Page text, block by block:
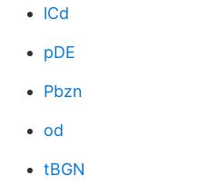
lCd
pDE
Pbzn
od
tBGN